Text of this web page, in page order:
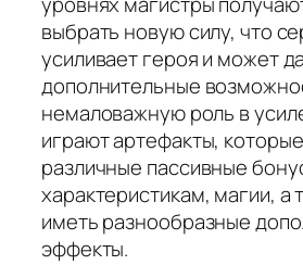
выбрать новую силу, что
усиливает героя и может
дополнительные
немаловажную роль в
играют артефакты,
различные пассивные
характеристикам, магии, а
иметь разнообразные
эффекты.